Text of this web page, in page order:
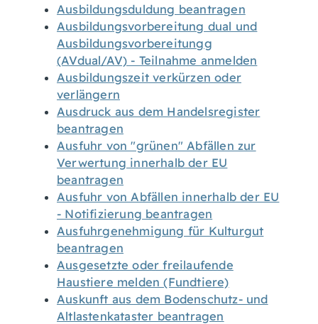
Ausbildungsduldung beantragen
Ausbildungsvorbereitung dual und
Ausbildungsvorbereitungg
(AVdual/AV) - Teilnahme anmelden
Ausbildungszeit verkürzen oder
verlängern
Ausdruck aus dem Handelsregister
beantragen
Ausfuhr von "grünen" Abfällen zur
Verwertung innerhalb der EU
beantragen
Ausfuhr von Abfällen innerhalb der EU
- Notifizierung beantragen
Ausfuhrgenehmigung für Kulturgut
beantragen
Ausgesetzte oder freilaufende
Haustiere melden (Fundtiere)
Auskunft aus dem Bodenschutz- und
Altlastenkataster beantragen